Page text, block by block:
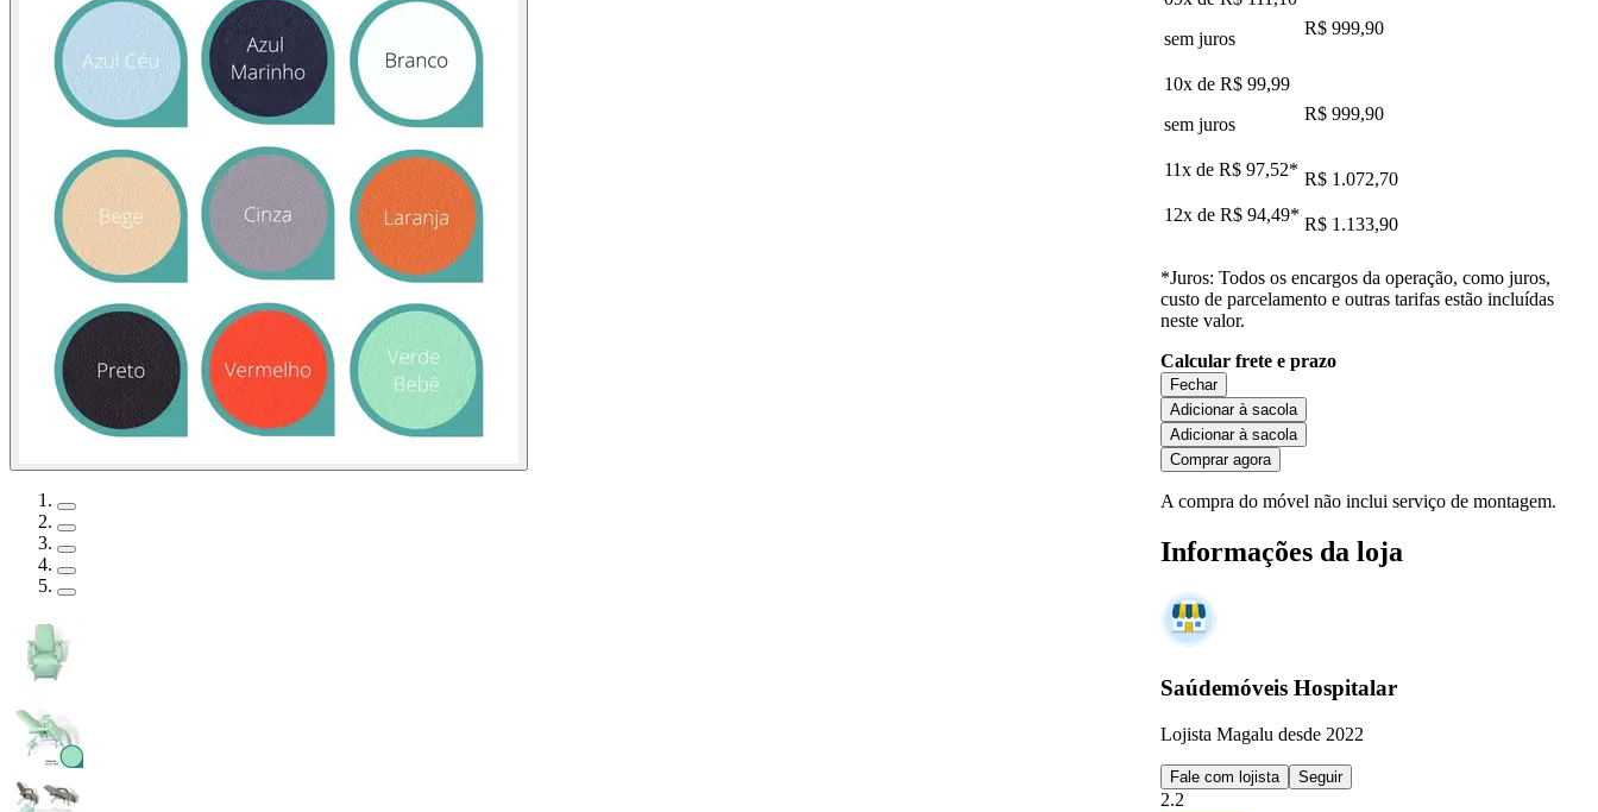
sem juros
R$ 999,90
10x de R$ 99,99
sem juros
R$ 999,90
11x de R$ 97,52* R$ 1.072,70
12x de R$ 94,49* R$ 1.133,90
*Juros: Todos os encargos da operação, como juros,
custo de parcelamento e outras tarifas estão incluídas
neste valor.
Calcular frete e prazo
Fechar
Adicionar à sacola
Adicionar à sacola
Comprar agora
A compra do móvel não inclui serviço de montagem.
Informações da loja
Saúdemóveis Hospitalar
Lojista Magalu desde 2022
Fale com lojista Seguir
2.2